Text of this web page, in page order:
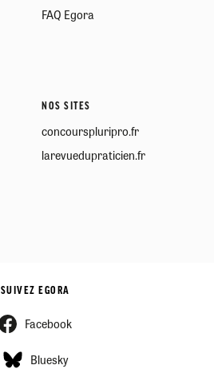
FAQ Egora
NOS SITES
concourspluripro.fr
larevuedupraticien.fr
SUIVEZ EGORA
Facebook
Bluesky